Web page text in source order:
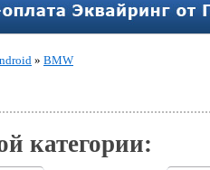
» BMW
категории: